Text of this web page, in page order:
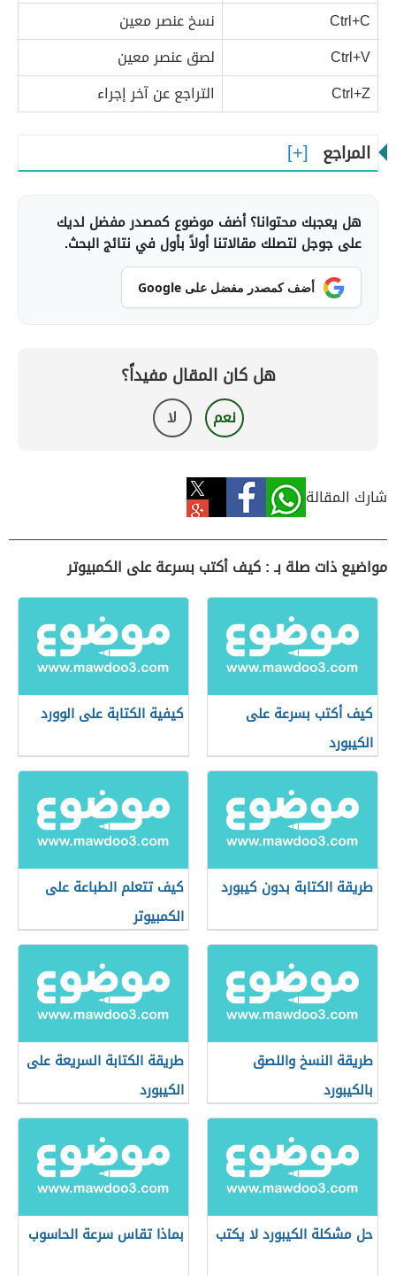
Ctrl+C
نسخ عنصر معين
Ctrl+V
لصق عنصر معين
Ctrl+Z
التراجع عن آخر إجراء
المراجع
هل يعجبك محتوانا؟ أضف موضوع كمصدر مفضل لديك
على جوجل لتصلك مقالاتنا أولاً بأول في نتائج البحث.
أضف كمصدر مفضل على Google
هل كان المقال مفيداً؟
نعم لا
شارك المقالة
مواضيع ذات صلة بـ : كيف أكتب بسرعة على الكمبيوتر
كيف أكتب بسرعة على
الكيبورد
كيفية الكتابة على الوورد
طريقة الكتابة بدون كيبورد
كيف تتعلم الطباعة على
الكمبيوتر
طريقة النسخ واللصق
بالكيبورد
طريقة الكتابة السريعة على
الكيبورد
حل مشكلة الكيبورد لا يكتب بماذا تقاس سرعة الحاسوب